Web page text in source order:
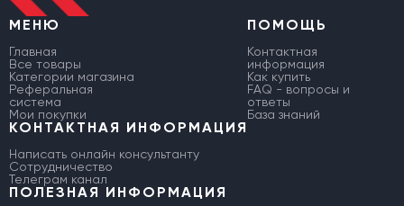
МЕНЮ
Главная
Все товары
Категории магазина
Реферальная
система
Мои покупки
ПОМОЩЬ
Контактная
информация
Как купить
FAQ - вопросы и
ответы
База знаний
КОНТАКТНАЯ ИНФОРМАЦИЯ
Написать онлайн консультанту
Сотрудничество
Телеграм канал
ПОЛЕЗНАЯ ИНФОРМАЦИЯ